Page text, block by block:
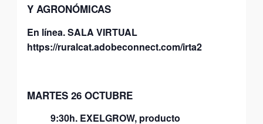
Y AGRONÓMICAS
En línea.SALA VIRTUAL
https://ruralcat.adobeconnect.com/irta2
MARTES 26 OCTUBRE
9:30h. EXELGROW, producto